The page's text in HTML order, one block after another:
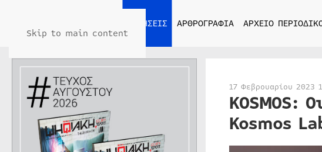
Skip to main content
ΕΙΔΗΣΕΙΣ ΑΡΘΡΟΓΡΑΦΙΑ ΑΡΧΕΙΟ
17 Φεβρουαρίου 2023
KOSMOS:
Kosmos